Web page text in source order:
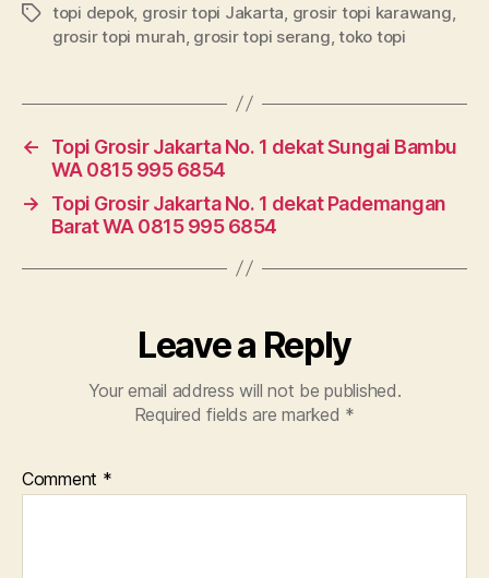
Tagstopi depok, grosir topi Jakarta grosir topi karawang
grosir topi murah grosir topi serang ,toko topi
←
Topi Grosir Jakarta No. 1 dekat Sungai Bambu
WA 0815 995 6854
→
Topi Grosir Jakarta No. 1 dekat Pademangan
Barat WA 0815 995 6854
Leave a Reply
Your email address will not be published.
Required fields are marked *
Comment *